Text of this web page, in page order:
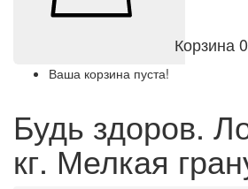
Корзина0
Ваша корзина пуста!
Будь здоров.
кг. Мелкая